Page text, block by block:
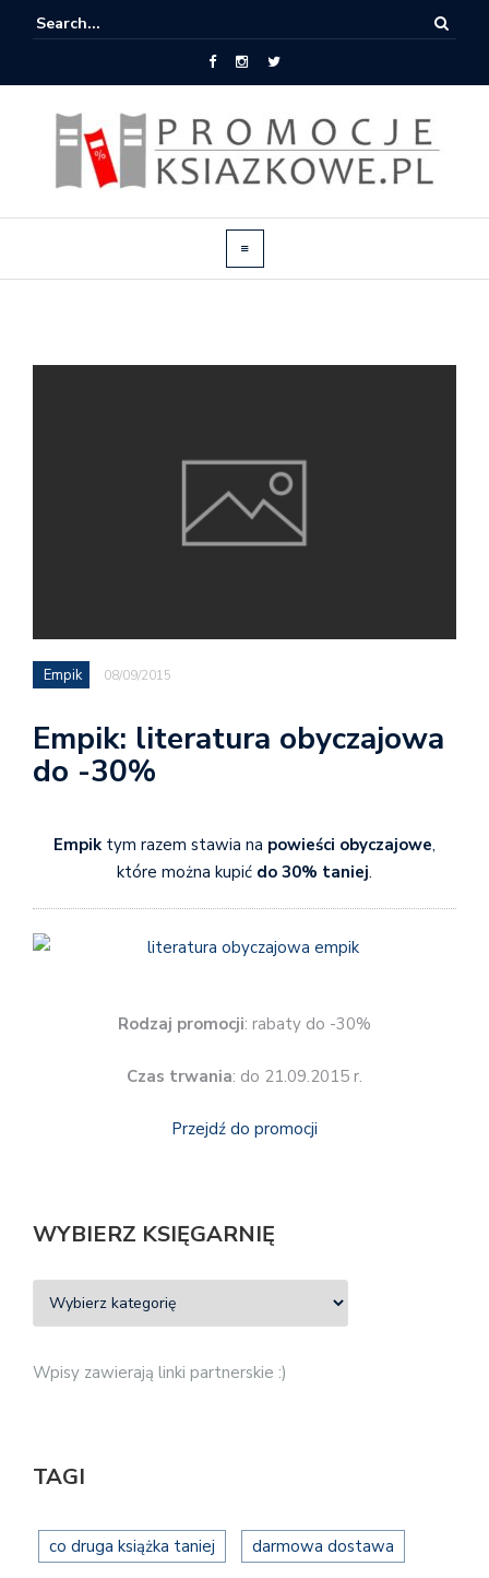
Empik 08/09/2015
Empik: literatura obyczajowa
do -30%
Empik tym razem stawia na powieści obyczajowe,
które można kupić do 30% taniej.
Rodzaj promocji: rabaty do -30%
Czas trwania: do 21.09.2015 r.
Przejdź do promocji
WYBIERZ KSIĘGARNIĘ
Wpisy zawierają linki partnerskie :)
TAGI
co druga książka taniej darmowa dostawa